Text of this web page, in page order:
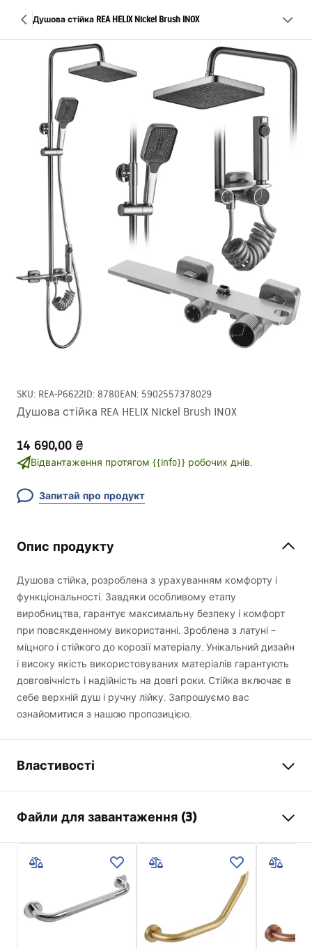
Душова стійка REA HELIX Nickel Brush INOX
SKU: REA-P6622ID: 8780EAN: 5902557378029
Душова стійка REA HELIX Nickel Brush INOX
14 690,00 ₴
Відвантаження протягом {{info}} робочих днів.
Запитай про продукт
Опис продукту
Душова стійка, розроблена з урахуванням комфорту і
функціональності. Завдяки особливому етапу
виробництва, гарантує максимальну безпеку і комфорт
при повсякденному використанні. Зроблена з латуні –
міцного і стійкого до корозії матеріалу. Унікальний дизайн
і високу якість використовуваних матеріалів гарантують
довговічність і надійність на довгі роки. Стійка включає в
себе верхній душ і ручну лійку. Запрошуємо вас
ознайомитися з нашою пропозицією.
Властивості
Матеріал
Латунь , ABS
Тип змішувача
Одноважільна
Спосіб монтажу
зовнішнього монтажу
Регулювання висоти
Мін. висота
1145мм
Файли для завантаження (3)
Інформація про безпеку
Safety_Information_Shower_set.pdf
Умови гарантії
Warranty_Terms_and_Conditions_Faucets_-_5.pdf